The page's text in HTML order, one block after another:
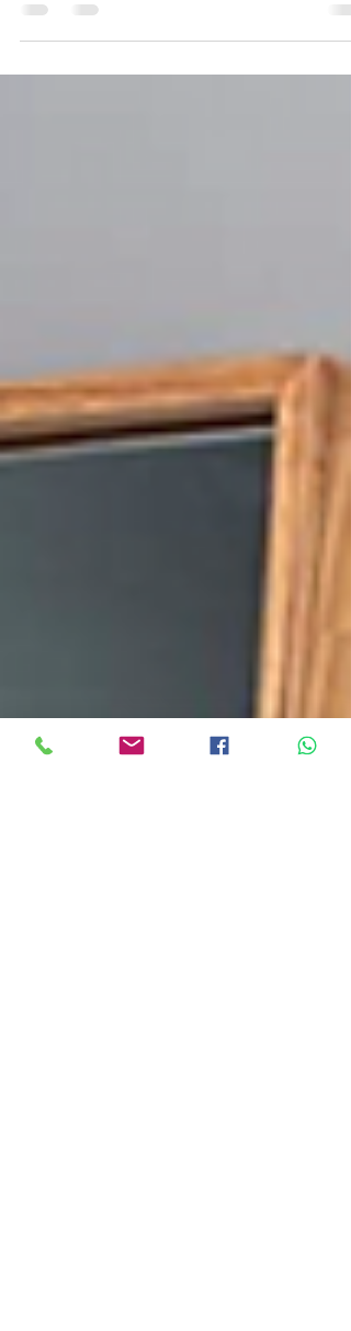
Cuando se trata de elevar la belleza y el estilo de tu
hogar, los detalles marcan la diferencia. Y no hay